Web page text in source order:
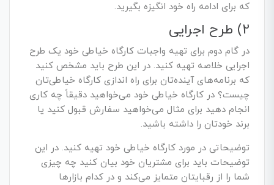
که برای ادامه راه خود انگیزه بگیرید.
2) طرح اجرایی
در گام دوم برای تهیه واجبات کارگاه خیاطی خود یک طرح
اجرایی خلاصه تهیه کنید. در این طرح باید مشخص کنید
که برنامه‌های آینده‌تان برای راه اندازی کارگاه خیاطی‌تان
چیست؟ در کارگاه خیاطی خود می‌خواهید دقیقاً چه کاری
انجام دهید برای مثال می‌خواهید سفارش قبول کنید یا
برند خودتان را داشته باشید.
توضیحاتی در مورد کارگاه خیاطی خود تهیه کنید. در این
توضیحات باید برای مشتریان خود بیان کنید چه چیزی
شما را از رقبایتان متمایز می‌کند و در کدام بازارها